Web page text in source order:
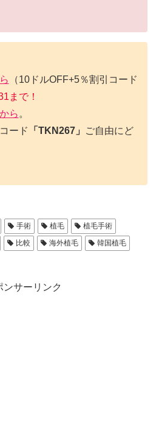
（10ドルOFF+5％割引コード
まで！
ら 。
ード 「TKN267」
ご自由にど
手術 植毛
植毛手術
比較 海外植毛
韓国植毛
ンサーリンク